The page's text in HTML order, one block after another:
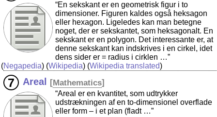
“En sekskant er en geometrisk figur i to
dimensioner. Figuren kaldes også heksagon
eller hexagon. Ligeledes kan man betegne
noget, der er sekskantet, som heksagonalt. En
sekskant er en polygon. Det interessante er, at
denne sekskant kan indskrives i en cirkel, idet
dens sider er = radius i cirklen …”
(Negapedia) (Wikipedia) (Wikipedia translated)
Areal [Mathematics]
“Areal er en kvantitet, som udtrykker
udstrækningen af en to-dimensionel overflade
eller form – i et plan (fladt …”